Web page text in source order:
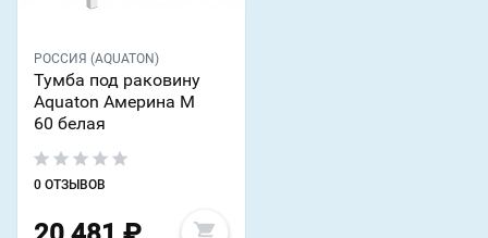
РОССИЯ (AQUATON)
Тумба под раковину
Aquaton Америна М
60 белая
0 ОТЗЫВОВ